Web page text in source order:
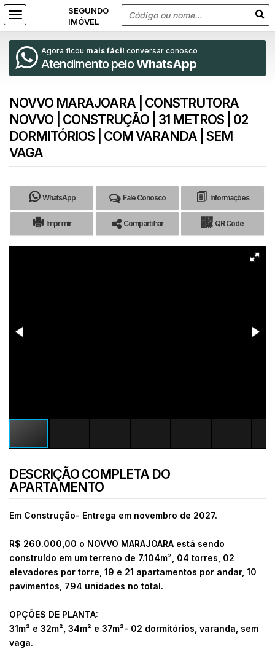
Agora ficou mais fácil conversar conosco
Atendimento peloWhatsApp
NOVVO MARAJOARA | CONSTRUTORA
NOVVO | CONSTRUÇÃO | 31 METROS | 02
DORMITÓRIOS | COM VARANDA | SEM
VAGA
WhatsApp Fale Conosco Informações
Imprimir Compartilhar QR Code
DESCRIÇÃO COMPLETA DO
APARTAMENTO
Em Construção- Entrega em novembro de 2027.
R$ 260.000,00 o NOVVO MARAJOARA está sendo
construído em um terreno de 7.104m², 04 torres, 02
elevadores por torre, 19 e 21 apartamentos por andar, 10
pavimentos, 794 unidades no total.
OPÇÕES DE PLANTA:
31m² e 32m², 34m² e 37m²- 02 dormitórios, varanda, sem
vaga.